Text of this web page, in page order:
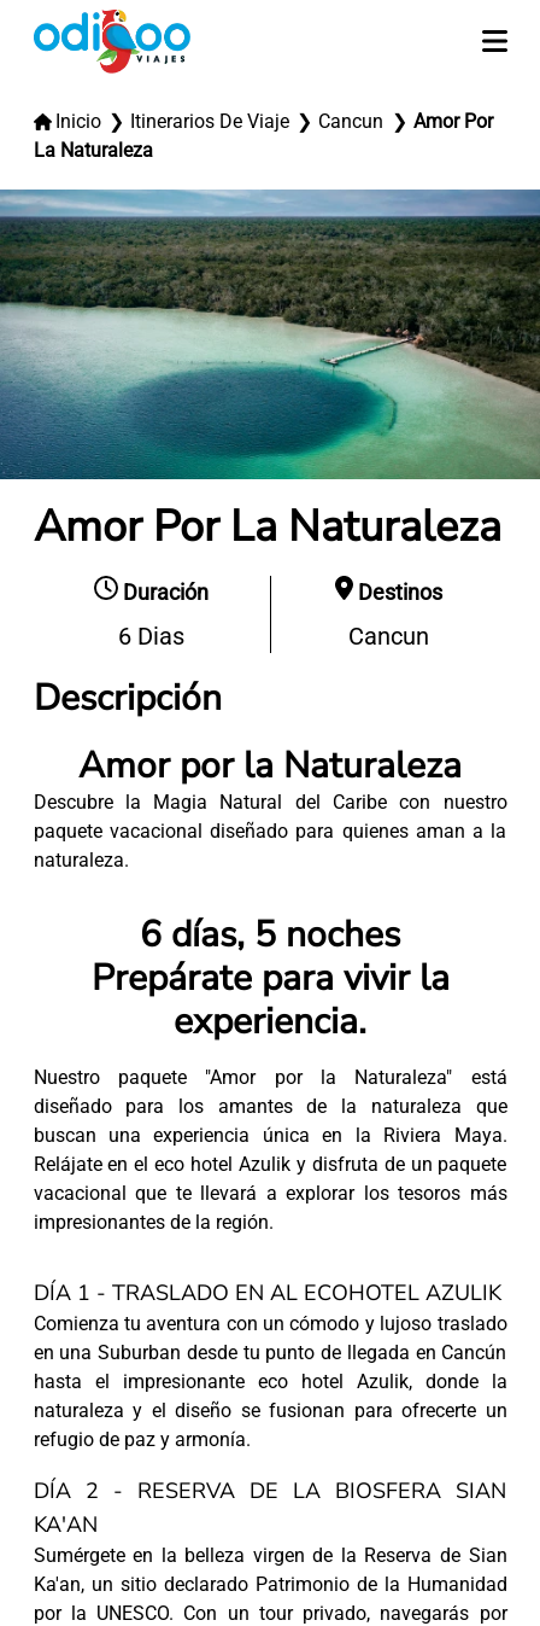
Inicio Itinerarios De Viaje Cancun
Amor Por
La Naturaleza
Amor Por La Naturaleza
Duración
6 Dias
Destinos
Cancun
Descripción
Amor por la Naturaleza
Descubre la Magia Natural del Caribe con nuestro
paquete vacacional diseñado para quienes aman a la
naturaleza.
6 días, 5 noches
Prepárate para vivir la
experiencia.
Nuestro paquete "Amor por la Naturaleza" está
diseñado para los amantes de la naturaleza que
buscan una experiencia única en la Riviera Maya.
Relájate en el eco hotel Azulik y disfruta de un paquete
vacacional que te llevará a explorar los tesoros más
impresionantes de la región.
DÍA 1 - TRASLADO EN AL ECOHOTEL AZULIK
Comienza tu aventura con un cómodo y lujoso traslado
en una Suburban desde tu punto de llegada en Cancún
hasta el impresionante eco hotel Azulik, donde la
naturaleza y el diseño se fusionan para ofrecerte un
refugio de paz y armonía.
DÍA 2 - RESERVA DE LA BIOSFERA SIAN
KA'AN
Sumérgete en la belleza virgen de la Reserva de Sian
Ka'an, un sitio declarado Patrimonio de la Humanidad
por la UNESCO. Con un tour privado, navegarás por